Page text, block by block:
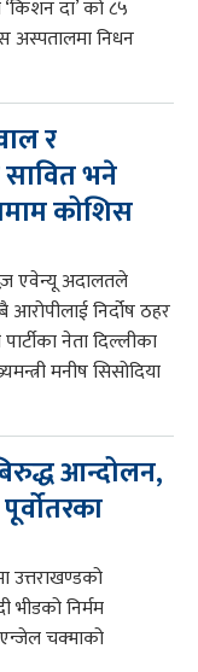
‘किशन दा’ को ८५
अस्पतालमा निधन
र
सावित भने
कोशिस
एवेन्यू अदालतले
आरोपीलाई निर्दोष ठहर
नेता दिल्लीका
मनीष सिसोदिया
आन्दोलन,
उत्तराखण्डको
भीडको निर्मम
चक्माको